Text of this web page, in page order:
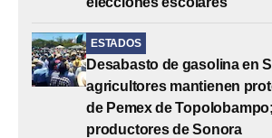
ESTADOS
Desabasto de gasolina en
agricultores mantienen
de Pemex de
productores de Sonora